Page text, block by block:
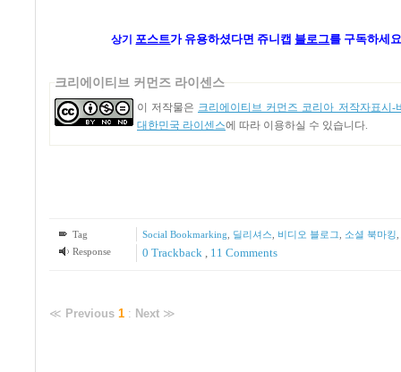
상기 포스트가유용하셨다면 쥬니캡 블로그를 구독하세
크리에이티브 커먼즈 라이센스
이 저작물은 크리에이티브 커먼즈 코리아 저작자표시-
대한민국 라이센스에 따라 이용하실 수 있습니다.
Tag Social Bookmarking 딜리셔스 비디오 블로그 소셜 북마킹
Response
0 Trackback , 11 Comments
≪ Previous 1 : Next ≫